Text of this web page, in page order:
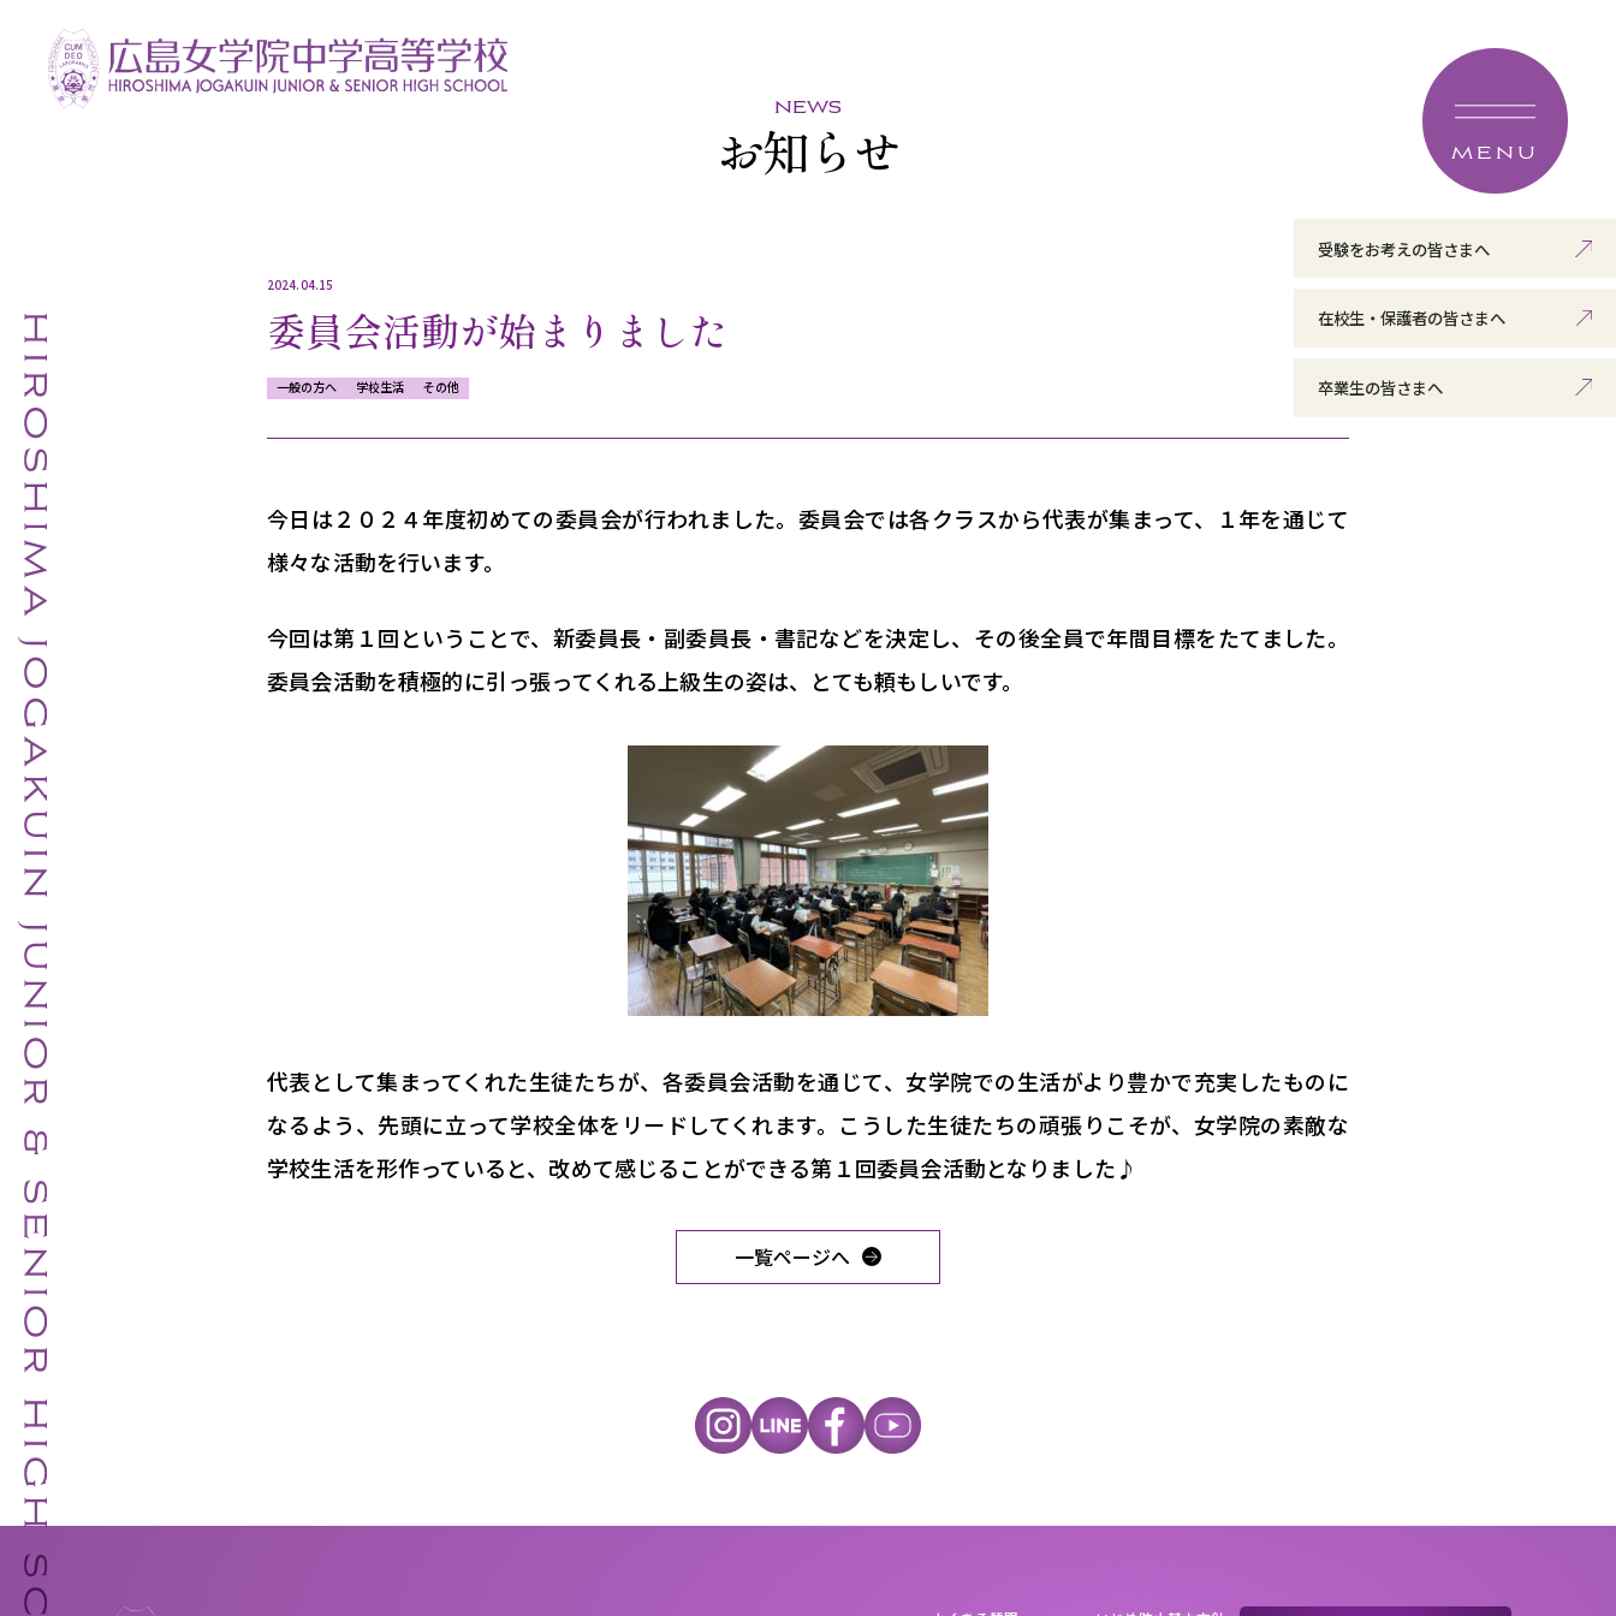
MENU
受験をお考えの皆さまへ
在校生・保護者の皆さまへ
卒業生の皆さまへ
news
お知らせ
2024.04.15
委員会活動が始まりました
一般の方へ 学校生活 その他
今日は２０２４年度初めての委員会が行われました。委員会では各クラスから代表が集まって、１年を通じて
様々な活動を行います。
今回は第１回ということで、新委員長・副委員長・書記などを決定し、その後全員で年間目標をたてました。
委員会活動を積極的に引っ張ってくれる上級生の姿は、とても頼もしいです。
代表として集まってくれた生徒たちが、各委員会活動を通じて、女学院での生活がより豊かで充実したものに
なるよう、先頭に立って学校全体をリードしてくれます。こうした生徒たちの頑張りこそが、女学院の素敵な
学校生活を形作っていると、改めて感じることができる第１回委員会活動となりました♪
一覧ページへ